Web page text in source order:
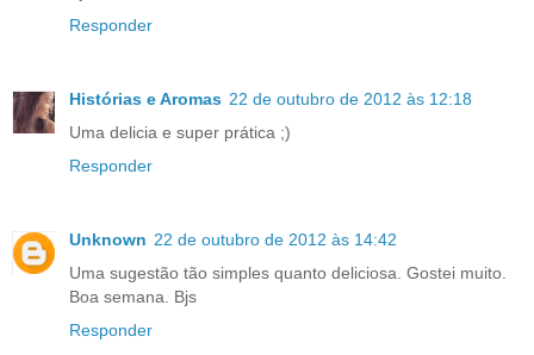
Responder
Histórias e Aromas 22 de outubro de 2012 às 12:18
Uma delicia e super prática ;)
Responder
Unknown 22 de outubro de 2012 às 14:42
Uma sugestão tão simples quanto deliciosa. Gostei muito.
Boa semana. Bjs
Responder